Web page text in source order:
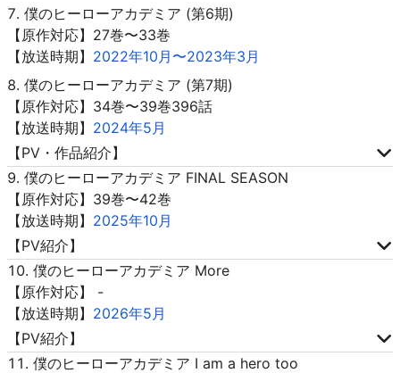
僕のヒーローアカデミア (第6期)
【原作対応】27巻〜33巻
【放送時期】 2022年10月〜2023年3月
僕のヒーローアカデミア (第7期)
【原作対応】34巻〜39巻396話
【放送時期】 2024年5月
【PV・作品紹介】
僕のヒーローアカデミア FINAL SEASON
【原作対応】39巻〜42巻
【放送時期】 2025年10月
【PV紹介】
僕のヒーローアカデミア More
【原作対応】 -
【放送時期】 2026年5月
【PV紹介】
僕のヒーローアカデミア I am a hero too